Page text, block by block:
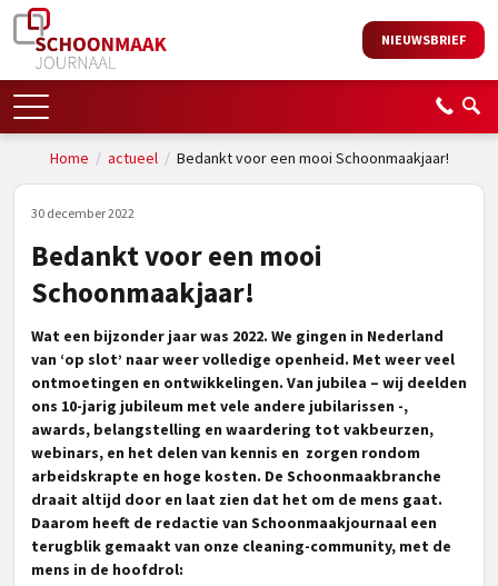
NIEUWSBRIEF
Home / actueel/ Bedankt voor een mooi Schoonmaakjaar!
30 december 2022
Bedankt voor een mooi
Schoonmaakjaar!
Wat een bijzonder jaar was 2022. We gingen in Nederland
van ‘op slot’ naar weer volledige openheid. Met weer veel
ontmoetingen en ontwikkelingen. Van jubilea – wij deelden
ons 10-jarig jubileum met vele andere jubilarissen -,
awards, belangstelling en waardering tot vakbeurzen,
webinars, en het delen van kennis en zorgen rondom
arbeidskrapte en hoge kosten. De Schoonmaakbranche
draait altijd door en laat zien dat het om de mens gaat.
Daarom heeft de redactie van Schoonmaakjournaal een
terugblik gemaakt van onze cleaning-community, met de
mens in de hoofdrol: